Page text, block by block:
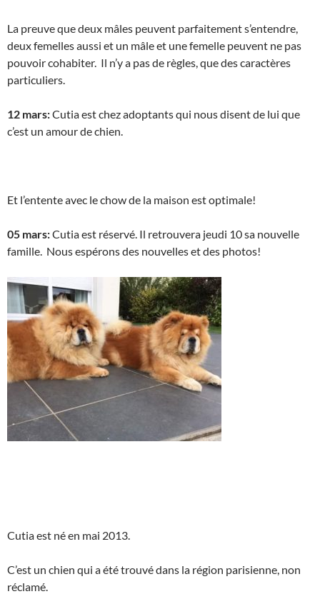
La preuve que deux mâles peuvent parfaitement s’entendre,
deux femelles aussi et un mâle et une femelle peuvent ne pas
pouvoir cohabiter. Il n’y a pas de règles, que des caractères
particuliers.
12 mars:Cutia est chez adoptants qui nous disent de lui que
c’est un amour de chien.
Et l’entente avec le chow de la maison est optimale!
05 mars:Cutia est réservé. Il retrouvera jeudi 10 sa nouvelle
famille. Nous espérons des nouvelles et des photos!
Cutia est né en mai 2013.
C’est un chien qui a été trouvé dans la région parisienne, non
réclamé.